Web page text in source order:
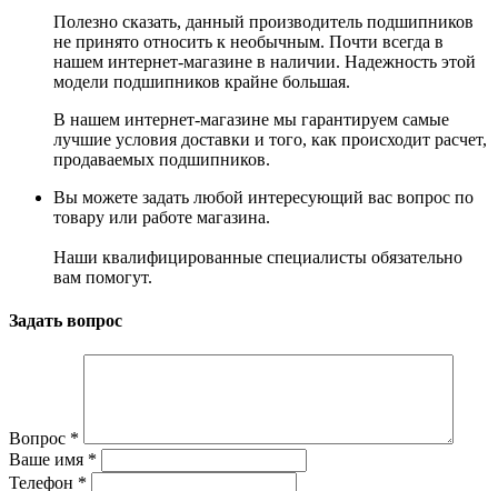
Полезно сказать, данный производитель подшипников
не принято относить к необычным. Почти всегда в
нашем интернет-магазине в наличии. Надежность этой
модели подшипников крайне большая.
В нашем интернет-магазине мы гарантируем самые
лучшие условия доставки и того, как происходит расчет,
продаваемых подшипников.
Вы можете задать любой интересующий вас вопрос по
товару или работе магазина.
Наши квалифицированные специалисты обязательно
вам помогут.
Задать вопрос
Вопрос *
Ваше имя *
Телефон *